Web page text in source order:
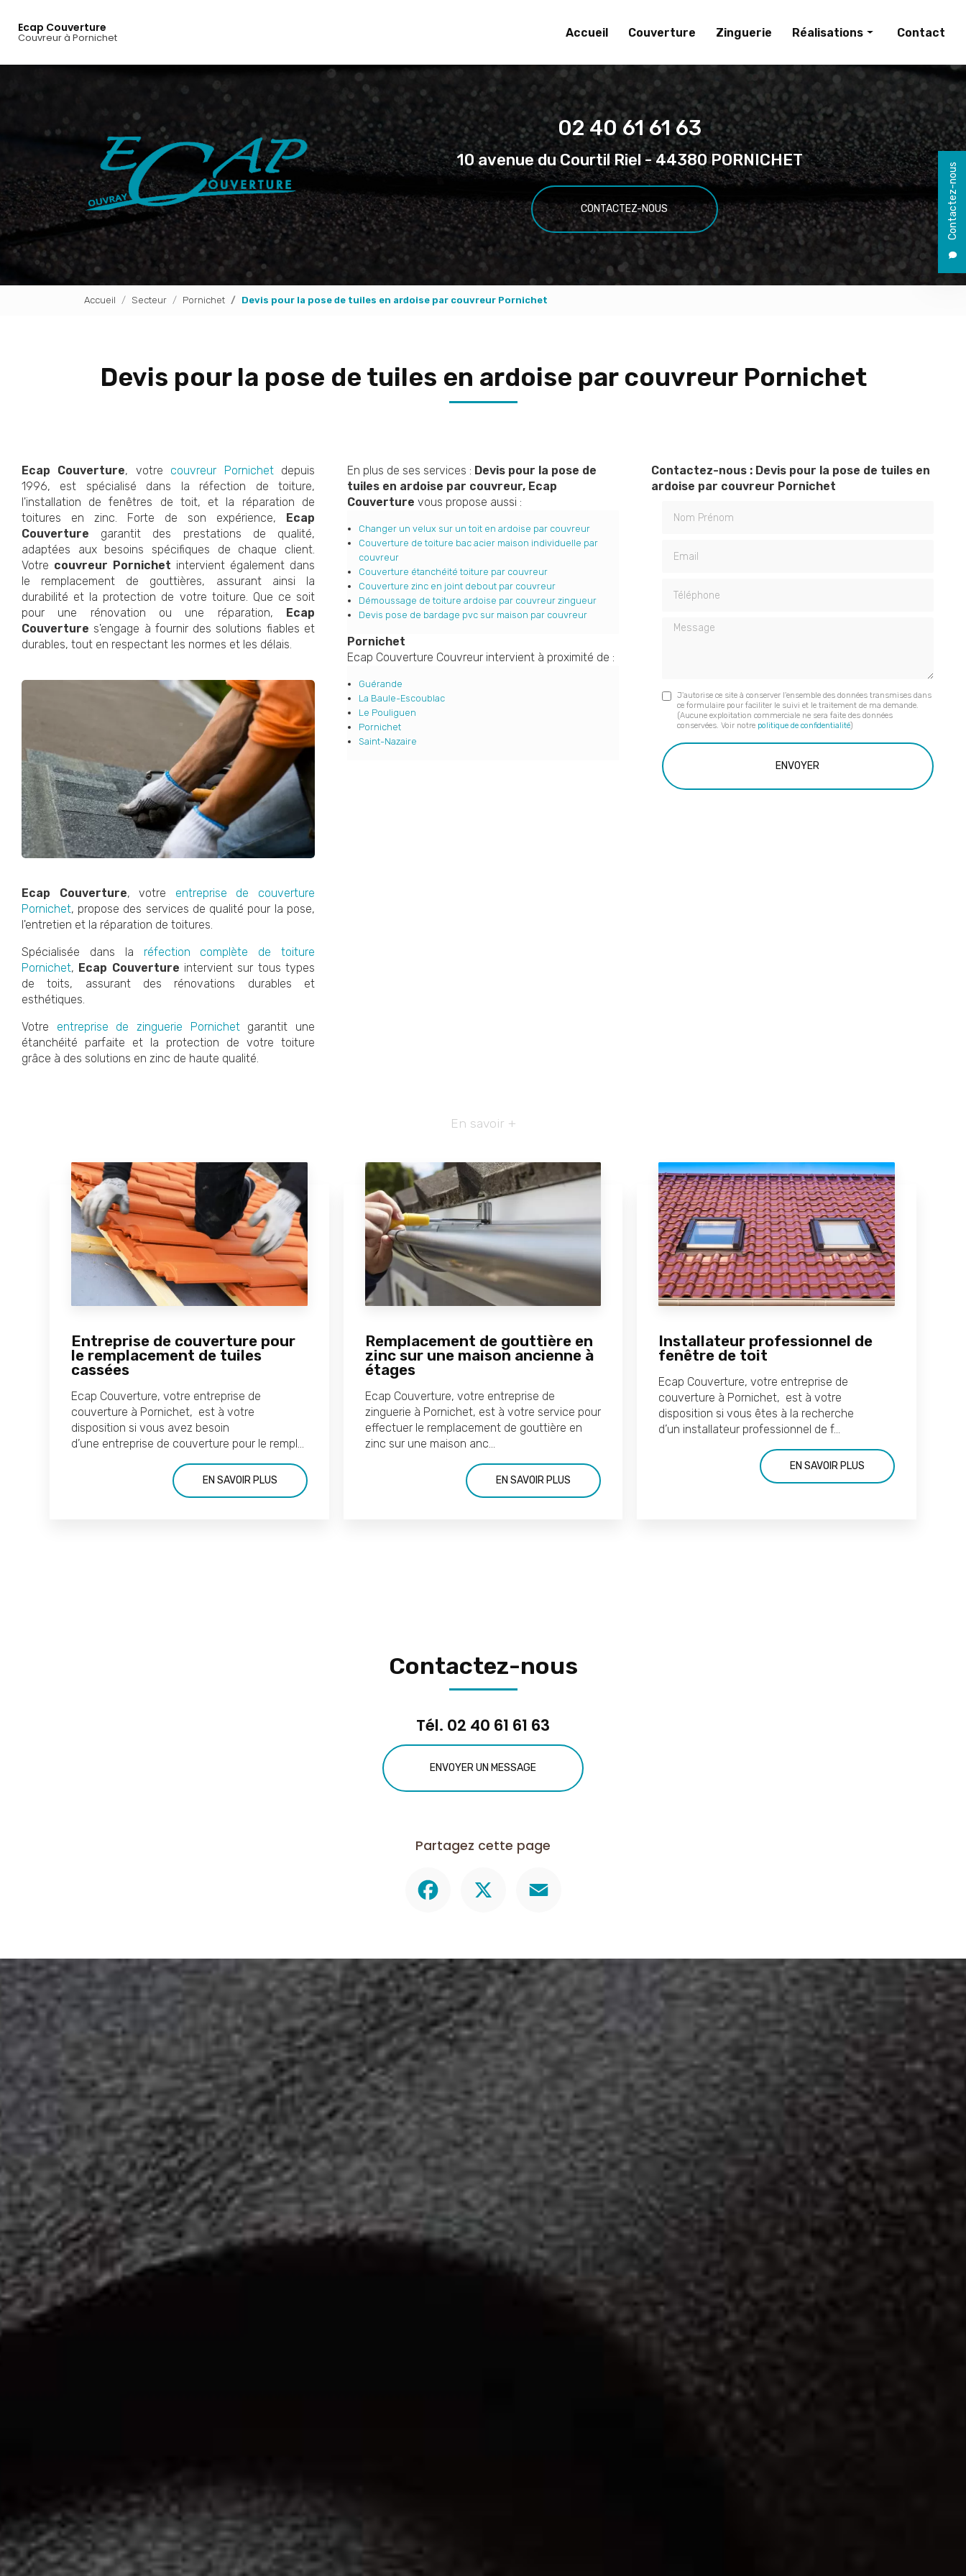
contenu
Ecap Couverture
Couvreur à Pornichet
Contactez-nous
Accueil Couverture Zinguerie Réalisations
Couverture
Zinguerie
Contact
02 40 61 61 63
10 avenue du Courtil Riel - 44380 PORNICHET
CONTACTEZ-NOUS
Accueil Secteur Pornichet Devis pour la pose de tuiles en ardoise par couvreur Pornichet
Devis pour la pose de tuiles en ardoise par couvreur Pornichet
Ecap Couverture, votre couvreur Pornichetdepuis
1996, est spécialisé dans la réfection de toiture,
l'installation de fenêtres de toit, et la réparation de
toitures en zinc. Forte de son expérience, Ecap
Couverture garantit des prestations de qualité,
adaptées aux besoins spécifiques de chaque client.
Votre couvreur Pornichet intervient également dans
le remplacement de gouttières, assurant ainsi la
durabilité et la protection de votre toiture. Que ce soit
pour une rénovation ou une réparation, Ecap
Couverture s'engage à fournir des solutions fiables et
durables, tout en respectant les normes et les délais.
Ecap Couverture, votre entreprise de couverture
Pornichet, propose des services de qualité pour la pose,
l'entretien et la réparation de toitures.
Spécialisée dans la réfection complète de toiture
Pornichet, Ecap Couverture intervient sur tous types
de toits, assurant des rénovations durables et
esthétiques.
Votre entreprise de zinguerie Pornichetgarantit une
étanchéité parfaite et la protection de votre toiture
grâce à des solutions en zinc de haute qualité.
En plus de ses services : Devis pour la pose de
tuiles en ardoise par couvreur, Ecap
Couverture vous propose aussi :
Changer un velux sur un toit en ardoise par couvreur
Couverture de toiture bac acier maison individuelle par
couvreur
Couverture étanchéité toiture par couvreur
Couverture zinc en joint debout par couvreur
Démoussage de toiture ardoise par couvreur zingueur
Devis pose de bardage pvc sur maison par couvreur
Pornichet
Ecap Couverture Couvreur intervient à proximité de :
Guérande
La Baule-Escoublac
Le Pouliguen
Pornichet
Saint-Nazaire
Contactez-nous : Devis pour la pose de tuiles en
ardoise par couvreur Pornichet
Message
J'autorise ce site à conserver l'ensemble des données transmises dans
ce formulaire pour faciliter le suivi et le traitement de ma demande.
(Aucune exploitation commerciale ne sera faite des données
conservées. Voir notre politique de confidentialité)
En savoir +
Entreprise de couverture pour
le remplacement de tuiles
cassées
Ecap Couverture, votre entreprise de
couverture à Pornichet, est à votre
disposition si vous avez besoin
d’une entreprise de couverture pour le rempl...
EN SAVOIR PLUS
Remplacement de gouttière en
zinc sur une maison ancienne à
étages
Ecap Couverture, votre entreprise de
zinguerie à Pornichet, est à votre service pour
effectuer le remplacement de gouttière en
zinc sur une maison anc...
EN SAVOIR PLUS
Installateur professionnel de
fenêtre de toit
Ecap Couverture, votre entreprise de
couverture à Pornichet, est à votre
disposition si vous êtes à la recherche
d’un installateur professionnel de f...
EN SAVOIR PLUS
Contactez-nous
Tél. 02 40 61 61 63
ENVOYER UN MESSAGE
Partagez cette page